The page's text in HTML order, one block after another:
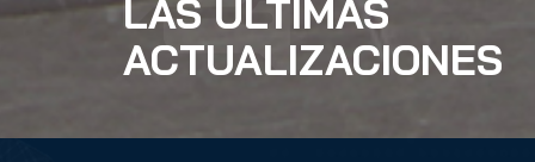
LAS ÚLTIMAS
ACTUALIZACIONES